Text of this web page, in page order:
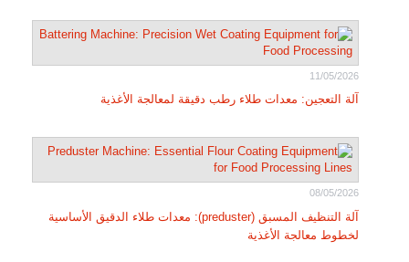
11/05/2026
آلة التعجين: معدات طلاء رطب دقيقة لمعالجة الأغذية
08/05/2026
آلة التنظيف المسبق (preduster): معدات طلاء الدقيق الأساسية
لخطوط معالجة الأغذية